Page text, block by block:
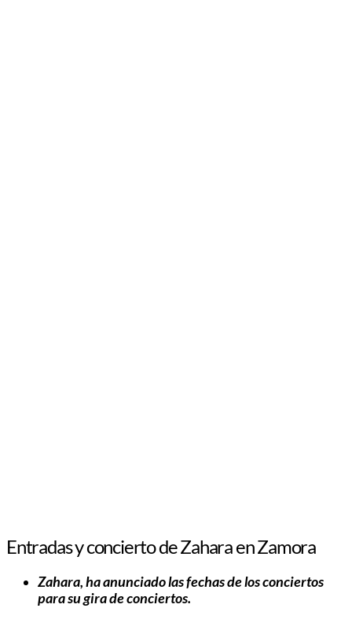
Entradas y concierto de Zahara en Zamora
Zahara, ha anunciado las fechas de los conciertos
para su gira de conciertos.